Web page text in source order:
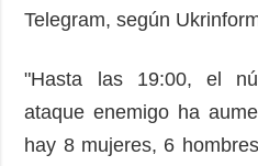
Telegram, según
"Hasta las 19:00, el
ataque enemigo ha
hay 8 mujeres, 6